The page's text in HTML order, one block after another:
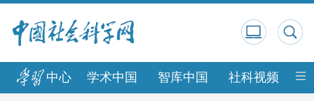
中心 学术中国 智库中国 社科视频 中